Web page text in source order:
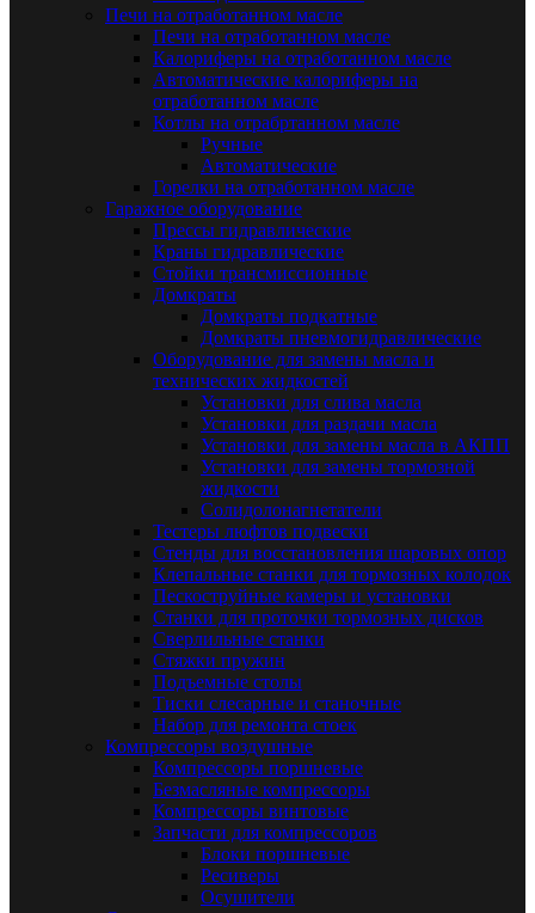
Печи на отработанном масле
Печи на отработанном масле
Калориферы на отработанном масле
Автоматические калориферы на
отработанном масле
Котлы на отрабртанном масле
Ручные
Автоматические
Горелки на отработанном масле
Гаражное оборудование
Прессы гидравлические
Краны гидравлические
Стойки трансмиссионные
Домкраты
Домкраты подкатные
Домкраты пневмогидравлические
Оборудование для замены масла и
технических жидкостей
Установки для слива масла
Установки для раздачи масла
Установки для замены масла в АКПП
Установки для замены тормозной
жидкости
Солидолонагнетатели
Тестеры люфтов подвески
Стенды для восстановления шаровых опор
Клепальные станки для тормозных колодок
Пескоструйные камеры и установки
Станки для проточки тормозных дисков
Сверлильные станки
Стяжки пружин
Подъемные столы
Тиски слесарные и станочные
Набор для ремонта стоек
Компрессоры воздушные
Компрессоры поршневые
Безмасляные компрессоры
Компрессоры винтовые
Запчасти для компрессоров
Блоки поршневые
Ресиверы
Осушители